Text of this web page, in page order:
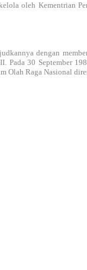
oleh Kementrian
dengan
Pada 30 September
Raga Nasional